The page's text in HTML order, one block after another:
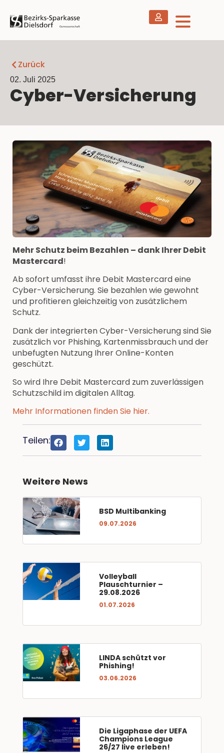
Zurück
02. Juli 2025
Cyber-Versicherung
Mehr Schutz beim Bezahlen – dank Ihrer Debit
Mastercard!
Ab sofort umfasst ihre Debit Mastercard eine
Cyber-Versicherung. Sie bezahlen wie gewohnt
und profitieren gleichzeitig von zusätzlichem
Schutz.
Dank der integrierten Cyber-Versicherung sind Sie
zusätzlich vor Phishing, Kartenmissbrauch und der
unbefugten Nutzung Ihrer Online-Konten
geschützt.
So wird Ihre Debit Mastercard zum zuverlässigen
Schutzschild im digitalen Alltag.
Mehr Informationen finden Sie hier.
Teilen:
Weitere News
BSD Multibanking
09.07.2026
Volleyball
Plauschturnier –
29.08.2026
01.07.2026
LINDA schützt vor
Phishing!
03.06.2026
Die Ligaphase der UEFA
Champions League
26/27 live erleben!